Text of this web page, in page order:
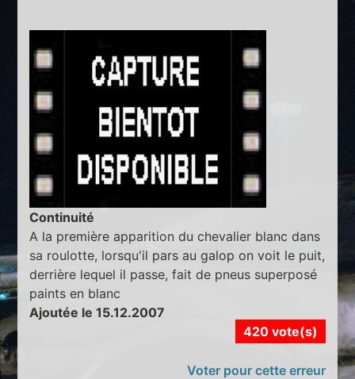
Continuité
A la première apparition du chevalier blanc dans
sa roulotte, lorsqu'il pars au galop on voit le puit,
derrière lequel il passe, fait de pneus superposé
paints en blanc
Ajoutée le 15.12.2007
420 vote(s)
Voter pour cette erreur